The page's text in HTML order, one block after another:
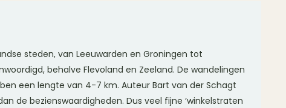
steden, van Leeuwarden en Groningen tot
behalve Flevoland en Zeeland. De wandelingen
een lengte van 4-7 km. Auteur Bart van der Schagt
de bezienswaardigheden. Dus veel fijne ‘winkelstraten